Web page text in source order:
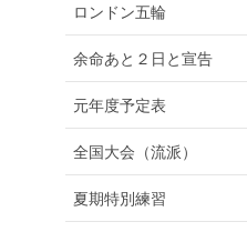
ロンドン五輪
余命あと２日と宣告
元年度予定表
全国大会（流派）
夏期特別練習